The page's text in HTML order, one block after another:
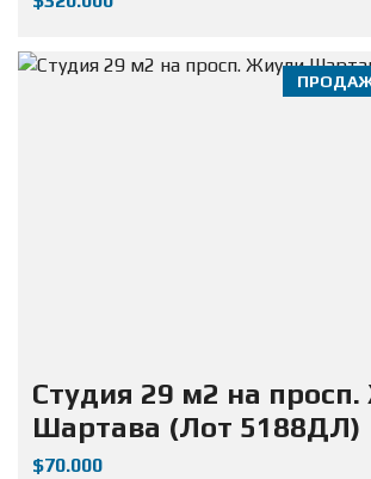
Студия 29 м2 на
Шартава (Лот 5188ДЛ)
$70.000